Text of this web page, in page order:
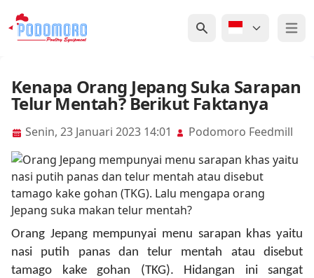
Open
Kenapa Orang Jepang Suka Sarapan
Telur Mentah? Berikut Faktanya
Senin, 23 Januari 2023 14:01 Podomoro Feedmill
Orang Jepang mempunyai menu sarapan khas yaitu
nasi putih panas dan telur mentah atau disebut
tamago kake gohan (TKG). Hidangan ini sangat